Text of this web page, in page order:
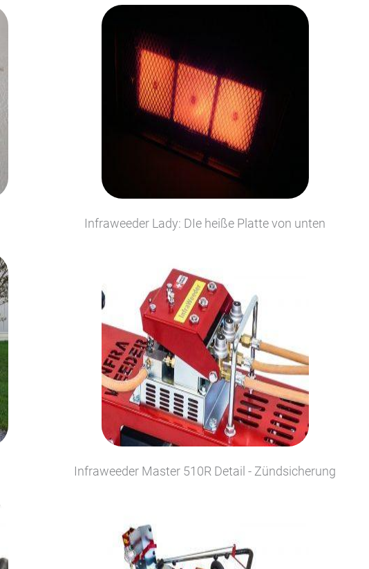
Infraweeder Lady: DIe heiße Platte von unten
Infraweeder Master 510R Detail - Zündsicherung